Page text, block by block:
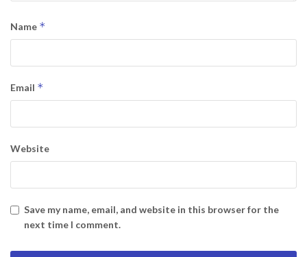
Name *
Email *
Website
Save my name, email, and website in this browser for the
next time I comment.